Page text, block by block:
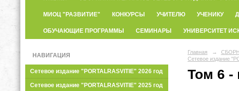
МИОЦ "РАЗВИТИЕ" КОНКУРСЫ УЧИТЕЛЮ УЧЕНИКУ
ОБУЧАЮЩИЕ ПРОГРАММЫ СЕМИНАРЫ УНИВЕРСИТЕТ
НАВИГАЦИЯ
Сетевое издание "PORTALRASVITIE" 2026 год
Сетевое издание "PORTALRASVITIE" 2025 год
Главная →
Сетевое издание
Том 6 -